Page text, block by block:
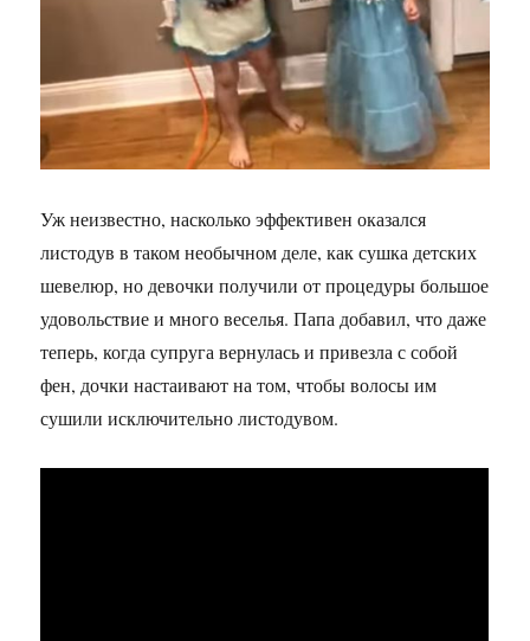
Уж неизвестно, насколько эффективен оказался
листодув в таком необычном деле, как сушка детских
шевелюр, но девочки получили от процедуры большое
удовольствие и много веселья. Папа добавил, что даже
теперь, когда супруга вернулась и привезла с собой
фен, дочки настаивают на том, чтобы волосы им
сушили исключительно листодувом.